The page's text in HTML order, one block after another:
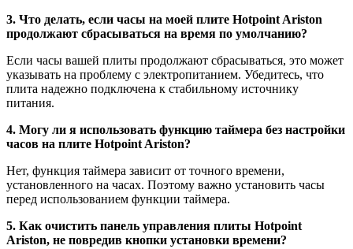
3. Что делать, если часы на моей плите Hotpoint Ariston
продолжают сбрасываться на время по умолчанию?
Если часы вашей плиты продолжают сбрасываться, это может
указывать на проблему с электропитанием. Убедитесь, что
плита надежно подключена к стабильному источнику
питания.
4. Могу ли я использовать функцию таймера без настройки
часов на плите Hotpoint Ariston?
Нет, функция таймера зависит от точного времени,
установленного на часах. Поэтому важно установить часы
перед использованием функции таймера.
5. Как очистить панель управления плиты Hotpoint
Ariston, не повредив кнопки установки времени?